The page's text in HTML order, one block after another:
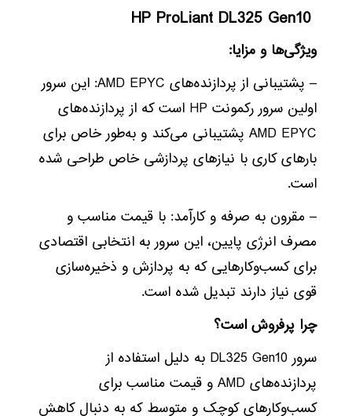
ویژگی‌ها و مزایا:
– پشتیبانی از پردازنده‌های AMD EPYC: این سرور
اولین سرور رکمونت HP است که از پردازنده‌های
AMD EPYC پشتیبانی می‌کند و به‌طور خاص برای
بارهای کاری با نیازهای پردازشی خاص طراحی شده
است.
– مقرون به صرفه و کارآمد: با قیمت مناسب و
مصرف انرژی پایین، این سرور به انتخابی اقتصادی
برای کسب‌وکارهایی که به پردازش و ذخیره‌سازی
قوی نیاز دارند تبدیل شده است.
چرا پرفروش است؟
سرور DL325 Gen10 به دلیل استفاده از
پردازنده‌های AMD و قیمت مناسب برای
کسب‌وکارهای کوچک و متوسط که به دنبال کاهش